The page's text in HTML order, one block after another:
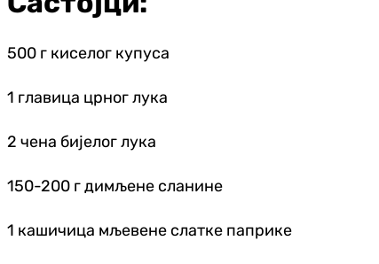
500 г киселог купуса
1 главица црног лука
2 чена бијелог лука
150-200 г димљене сланине
1 кашичица мљевене слатке паприке